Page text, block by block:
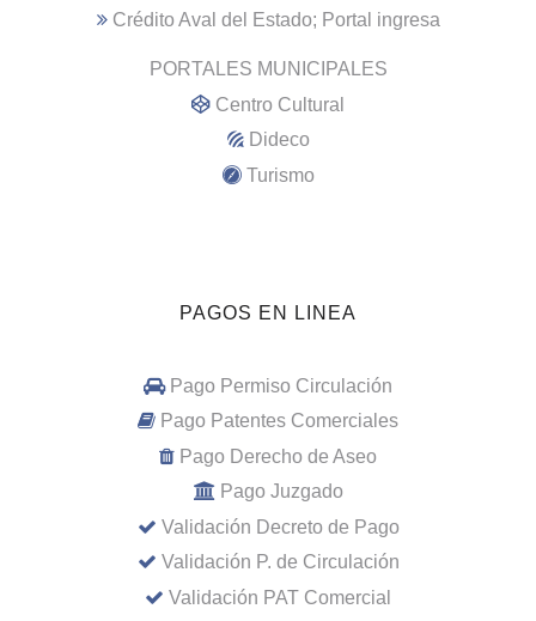
Crédito Aval del Estado; Portal ingresa
PORTALES MUNICIPALES
Centro Cultural
Dideco
Turismo
PAGOS EN LINEA
Pago Permiso Circulación
Pago Patentes Comerciales
Pago Derecho de Aseo
Pago Juzgado
Validación Decreto de Pago
Validación P. de Circulación
Validación PAT Comercial